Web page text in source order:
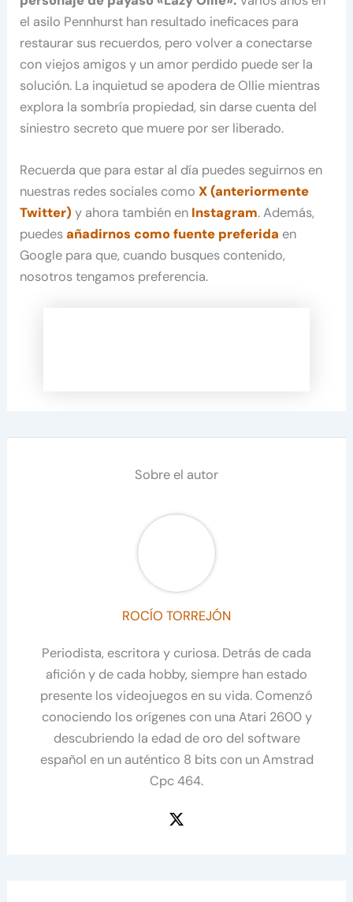
el asilo Pennhurst han resultado ineficaces para
restaurar sus recuerdos, pero volver a conectarse
con viejos amigos y un amor perdido puede ser la
solución. La inquietud se apodera de Ollie mientras
explora la sombría propiedad, sin darse cuenta del
siniestro secreto que muere por ser liberado.
Recuerda que para estar al día puedes seguirnos en
nuestras redes sociales comoX (anteriormente
Twitter) y ahora también en Instagram. Además,
puedesañadirnos como fuente preferida en
Google para que, cuando busques contenido,
nosotros tengamos preferencia.
Sobre el autor
ROCÍO TORREJÓN
Periodista, escritora y curiosa. Detrás de cada
afición y de cada hobby, siempre han estado
presente los videojuegos en su vida. Comenzó
conociendo los orígenes con una Atari 2600 y
descubriendo la edad de oro del software
español en un auténtico 8 bits con un Amstrad
Cpc 464.